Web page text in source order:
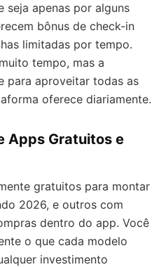
seja apenas por alguns
bônus de check-in
limitadas por tempo.
tempo, mas a
para aproveitar todas as
oferece diariamente.
Apps Gratuitos e
gratuitos para montar
2026, e outros com
dentro do app. Você
o que cada modelo
investimento